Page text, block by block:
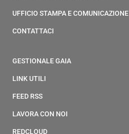
UFFICIO STAMPA E COMUNICAZIONE
CONTATTACI
GESTIONALE GAIA
LINK UTILI
FEED RSS
LAVORA CON NOI
REDCLOUD